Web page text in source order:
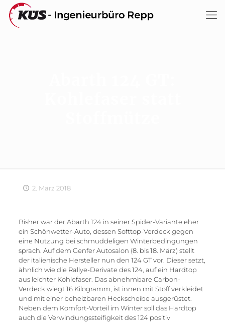
2. März 2018
Bisher war der Abarth 124 in seiner Spider-Variante eher
ein Schönwetter-Auto, dessen Softtop-Verdeck gegen
eine Nutzung bei schmuddeligen Winterbedingungen
sprach. Auf dem Genfer Autosalon (8. bis 18. März) stellt
der italienische Hersteller nun den 124 GT vor. Dieser setzt,
ähnlich wie die Rallye-Derivate des 124, auf ein Hardtop
aus leichter Kohlefaser. Das abnehmbare Carbon-
Verdeck wiegt 16 Kilogramm, ist innen mit Stoff verkleidet
und mit einer beheizbaren Heckscheibe ausgerüstet.
Neben dem Komfort-Vorteil im Winter soll das Hardtop
auch die Verwindungssteifigkeit des 124 positiv